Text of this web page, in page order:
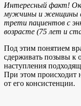
Интересный факт!
мужчины и женщины
трети пациентов с
возрасте (75 лет и
Под этим понятием
сдерживать позывы
наступления
При этом происходит
от его консистенции.